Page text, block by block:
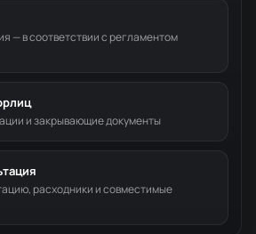
— в соответствии с регламентом
и закрывающие документы
расходники и совместимые